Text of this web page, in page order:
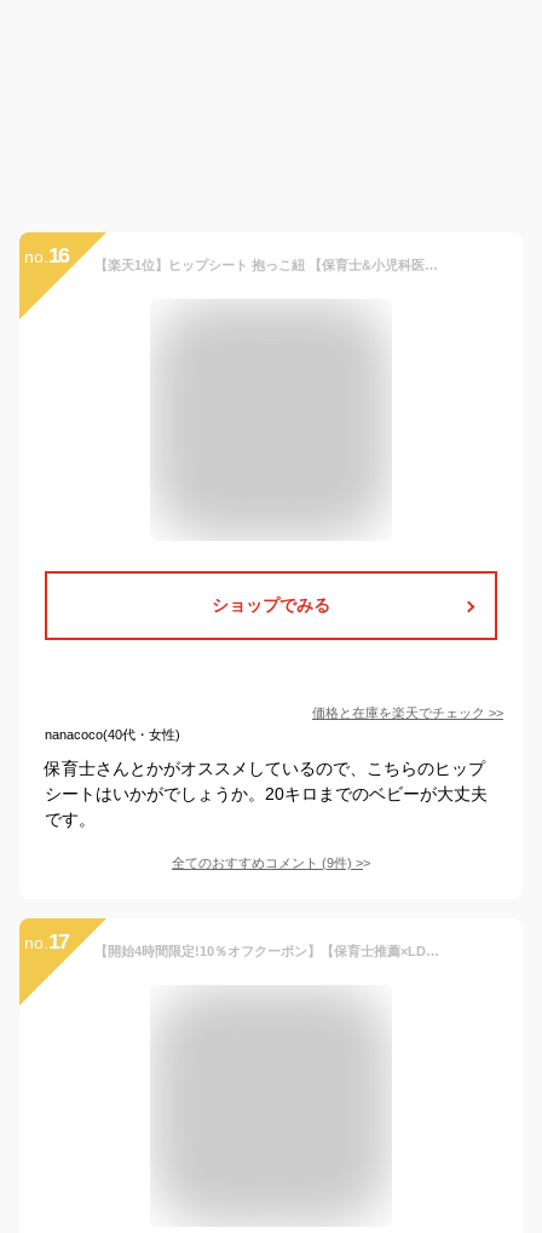
no. 16 【楽天1位】ヒップシート 抱っこ紐 【保育士&小児科医W推薦】 補助ベルト有り カバー無しorカバー有り 抱っこひも キャリア ベビーキャリア メッシュ蒸れ対策 軽量 コンパクト 20kgまで Lauce(ラウチェ) オムツ お尻拭き 収納カバー ショルダーバッグ コンパクト 簡単 UV
ショップでみる
価格と在庫を楽天でチェック >>
nanacoco(40代・女性)
保育士さんとかがオススメしているので、こちらのヒップ
シートはいかがでしょうか。20キロまでのベビーが大丈夫
です。
全てのおすすめコメント (9件) >
no. 17 【開始4時間限定!10％オフクーポン】【保育士推薦×LDK Babyに掲載】＼楽天1位／ ヒップシート 抱っこ紐 抱っこひも だっこひも だっこ 抱っこ 滑り止め付 バッグ ウエストポーチ 赤ちゃん プレゼント ギフト 大容量 メンズ レディース プレジュール